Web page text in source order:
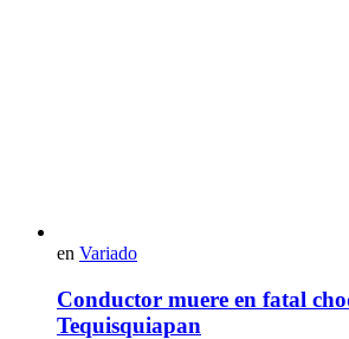
en Variado
Conductor muere en fatal
Tequisquiapan